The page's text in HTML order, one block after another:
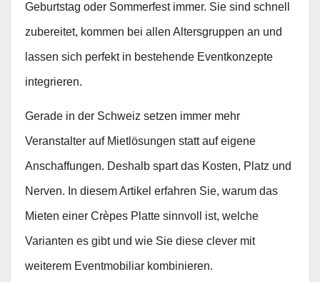
Geburtstag oder Sommerfest immer. Sie sind schnell
zubereitet, kommen bei allen Altersgruppen an und
lassen sich perfekt in bestehende Eventkonzepte
integrieren.
Gerade in der Schweiz setzen immer mehr
Veranstalter auf Mietlösungen statt auf eigene
Anschaffungen. Deshalb spart das Kosten, Platz und
Nerven. In diesem Artikel erfahren Sie, warum das
Mieten einer Crèpes Platte sinnvoll ist, welche
Varianten es gibt und wie Sie diese clever mit
weiterem Eventmobiliar kombinieren.